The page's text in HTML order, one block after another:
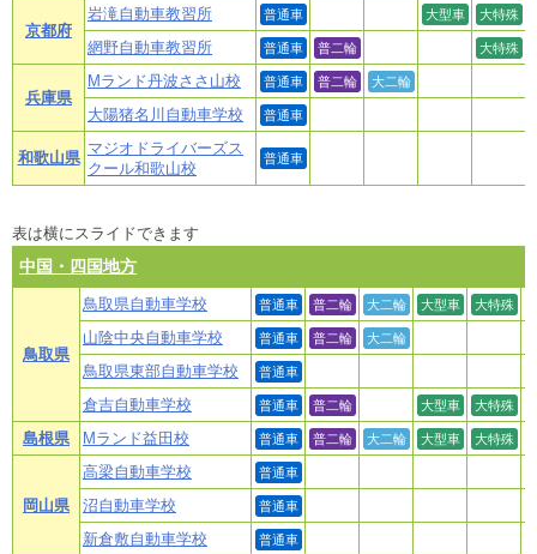
京都府
岩滝自動車教習所 普通車 大型車 大特殊
網野自動車教習所 普通車 普二輪 大特殊
兵庫県
Mランド丹波ささ山校 普通車 普二輪 大二輪
大陽猪名川自動車学校 普通車
和歌山県
マジオドライバーズス
クール和歌山校
普通車
表は横にスライドできます
中国・四国地方
鳥取県
鳥取県自動車学校 普通車 普二輪 大二輪 大型車 大特殊
山陰中央自動車学校 普通車 普二輪 大二輪
鳥取県東部自動車学校 普通車
倉吉自動車学校 普通車 普二輪 大型車 大特殊
島根県 Mランド益田校 普通車 普二輪 大二輪 大型車 大特殊
岡山県
高梁自動車学校 普通車
沼自動車学校 普通車
新倉敷自動車学校 普通車